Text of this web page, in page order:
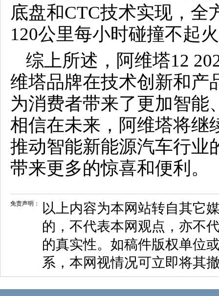
底盘和CTC技术实现，全
120公里每小时碰撞不起
综上所述，阿维塔12
维塔品牌在技术创新和产
为消费者带来了更加智能
相信在未来，阿维塔将继
推动智能新能源汽车行业
带来更多的惊喜和便利。
免责声明：
以上内容为本网站转自其它
的，不代表本网观点，亦不
的真实性。如稿件版权单位
系，本网视情况可立即将其